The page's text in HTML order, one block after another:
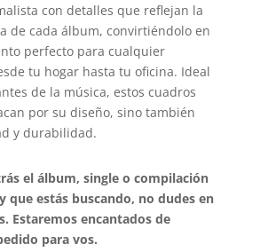
con detalles que reflejan la
de cada álbum, convirtiéndolo en
perfecto para cualquier
tu hogar hasta tu oficina. Ideal
de la música, estos cuadros
por su diseño, sino también
y durabilidad.
el álbum, single o compilación
que estás buscando, no dudes en
Estaremos encantados de
para vos.